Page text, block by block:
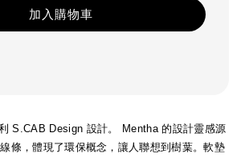
加入購物車
S.CAB Design 設計。 Mentha 的設計靈感源
條，體現了環保概念，讓人聯想到樹葉。軟墊